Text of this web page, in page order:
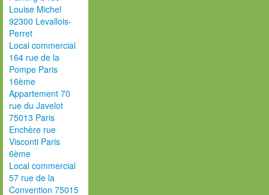
Louise Michel
92300 Levallois-
Perret
Local commercial
164 rue de la
Pompe Paris
16ème
Appartement 70
rue du Javelot
75013 Paris
Enchère rue
Visconti Paris
6ème
Local commercial
57 rue de la
Convention 75015